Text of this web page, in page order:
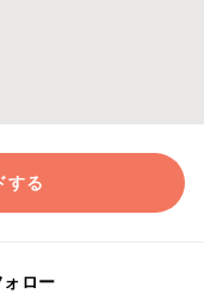
する
ォロー